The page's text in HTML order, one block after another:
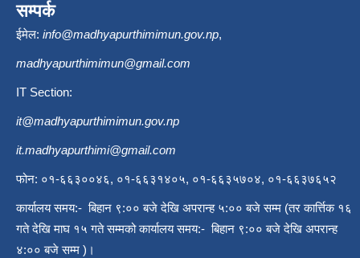
सम्पर्क
ईमेल: info@madhyapurthimimun.gov.np,
madhyapurthimimun@gmail.com
IT Section:
it@madhyapurthimimun.gov.np
it.madhyapurthimi@gmail.com
फोन: ०१-६६३००४६, ०१-६६३१४०५, ०१-६६३५७०४, ०१-६६३७६५२
कार्यालय समय:- बिहान ९:०० बजे देखि अपरान्ह ५:०० बजे सम्म (तर कार्त्तिक १६
गते देखि माघ १५ गते सम्मको कार्यालय समय:- बिहान ९:०० बजे देखि अपरान्ह
४:०० बजे सम्म )।